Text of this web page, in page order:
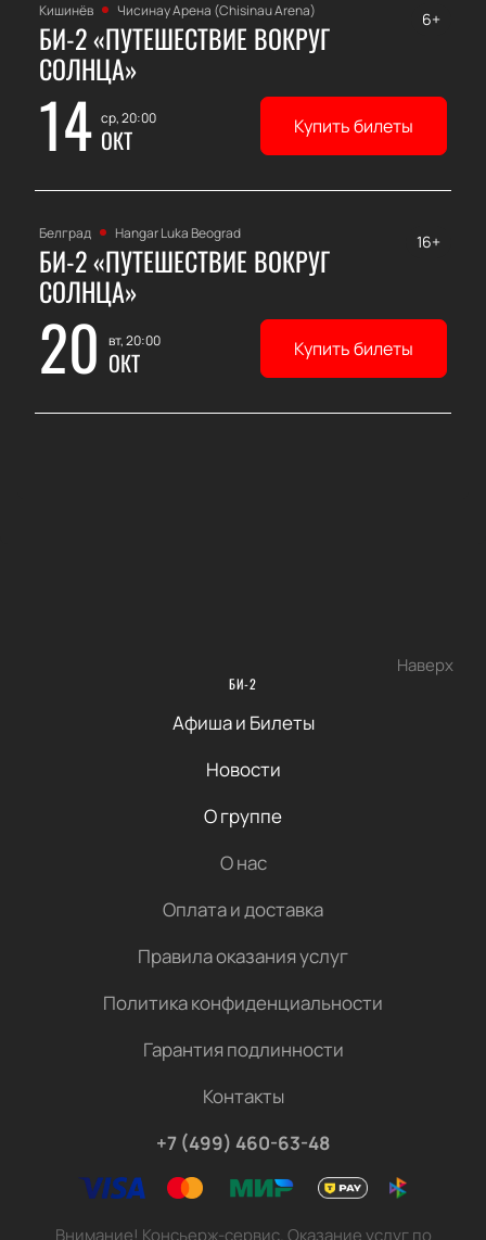
Кишинёв Чисинау Арена (Chisinau Arena)
БИ-2 «ПУТЕШЕСТВИЕ ВОКРУГ
СОЛНЦА»
14 ср, 20:00
ОКТ
6+
Купить билеты
Белград Hangar Luka Beograd
БИ-2 «ПУТЕШЕСТВИЕ ВОКРУГ
СОЛНЦА»
20 вт, 20:00
ОКТ
16+
Купить билеты
Наверх
БИ-2
Афиша и Билеты
Новости
О группе
О нас
Оплата и доставка
Правила оказания услуг
Политика конфиденциальности
Гарантия подлинности
Контакты
+7 (499) 460-63-48
Внимание! Консьерж-сервис. Оказание услуг по